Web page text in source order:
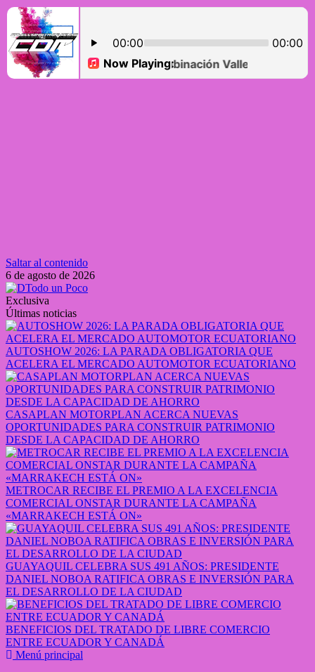
Saltar al contenido
6 de agosto de 2026
Exclusiva
Últimas noticias
AUTOSHOW 2026: LA PARADA OBLIGATORIA QUE
ACELERA EL MERCADO AUTOMOTOR ECUATORIANO
CASAPLAN MOTORPLAN ACERCA NUEVAS
OPORTUNIDADES PARA CONSTRUIR PATRIMONIO
DESDE LA CAPACIDAD DE AHORRO
METROCAR RECIBE EL PREMIO A LA EXCELENCIA
COMERCIAL ONSTAR DURANTE LA CAMPAÑA
«MARRAKECH ESTÁ ON»
GUAYAQUIL CELEBRA SUS 491 AÑOS: PRESIDENTE
DANIEL NOBOA RATIFICA OBRAS E INVERSIÓN PARA
EL DESARROLLO DE LA CIUDAD
BENEFICIOS DEL TRATADO DE LIBRE COMERCIO
ENTRE ECUADOR Y CANADÁ
Menú principal